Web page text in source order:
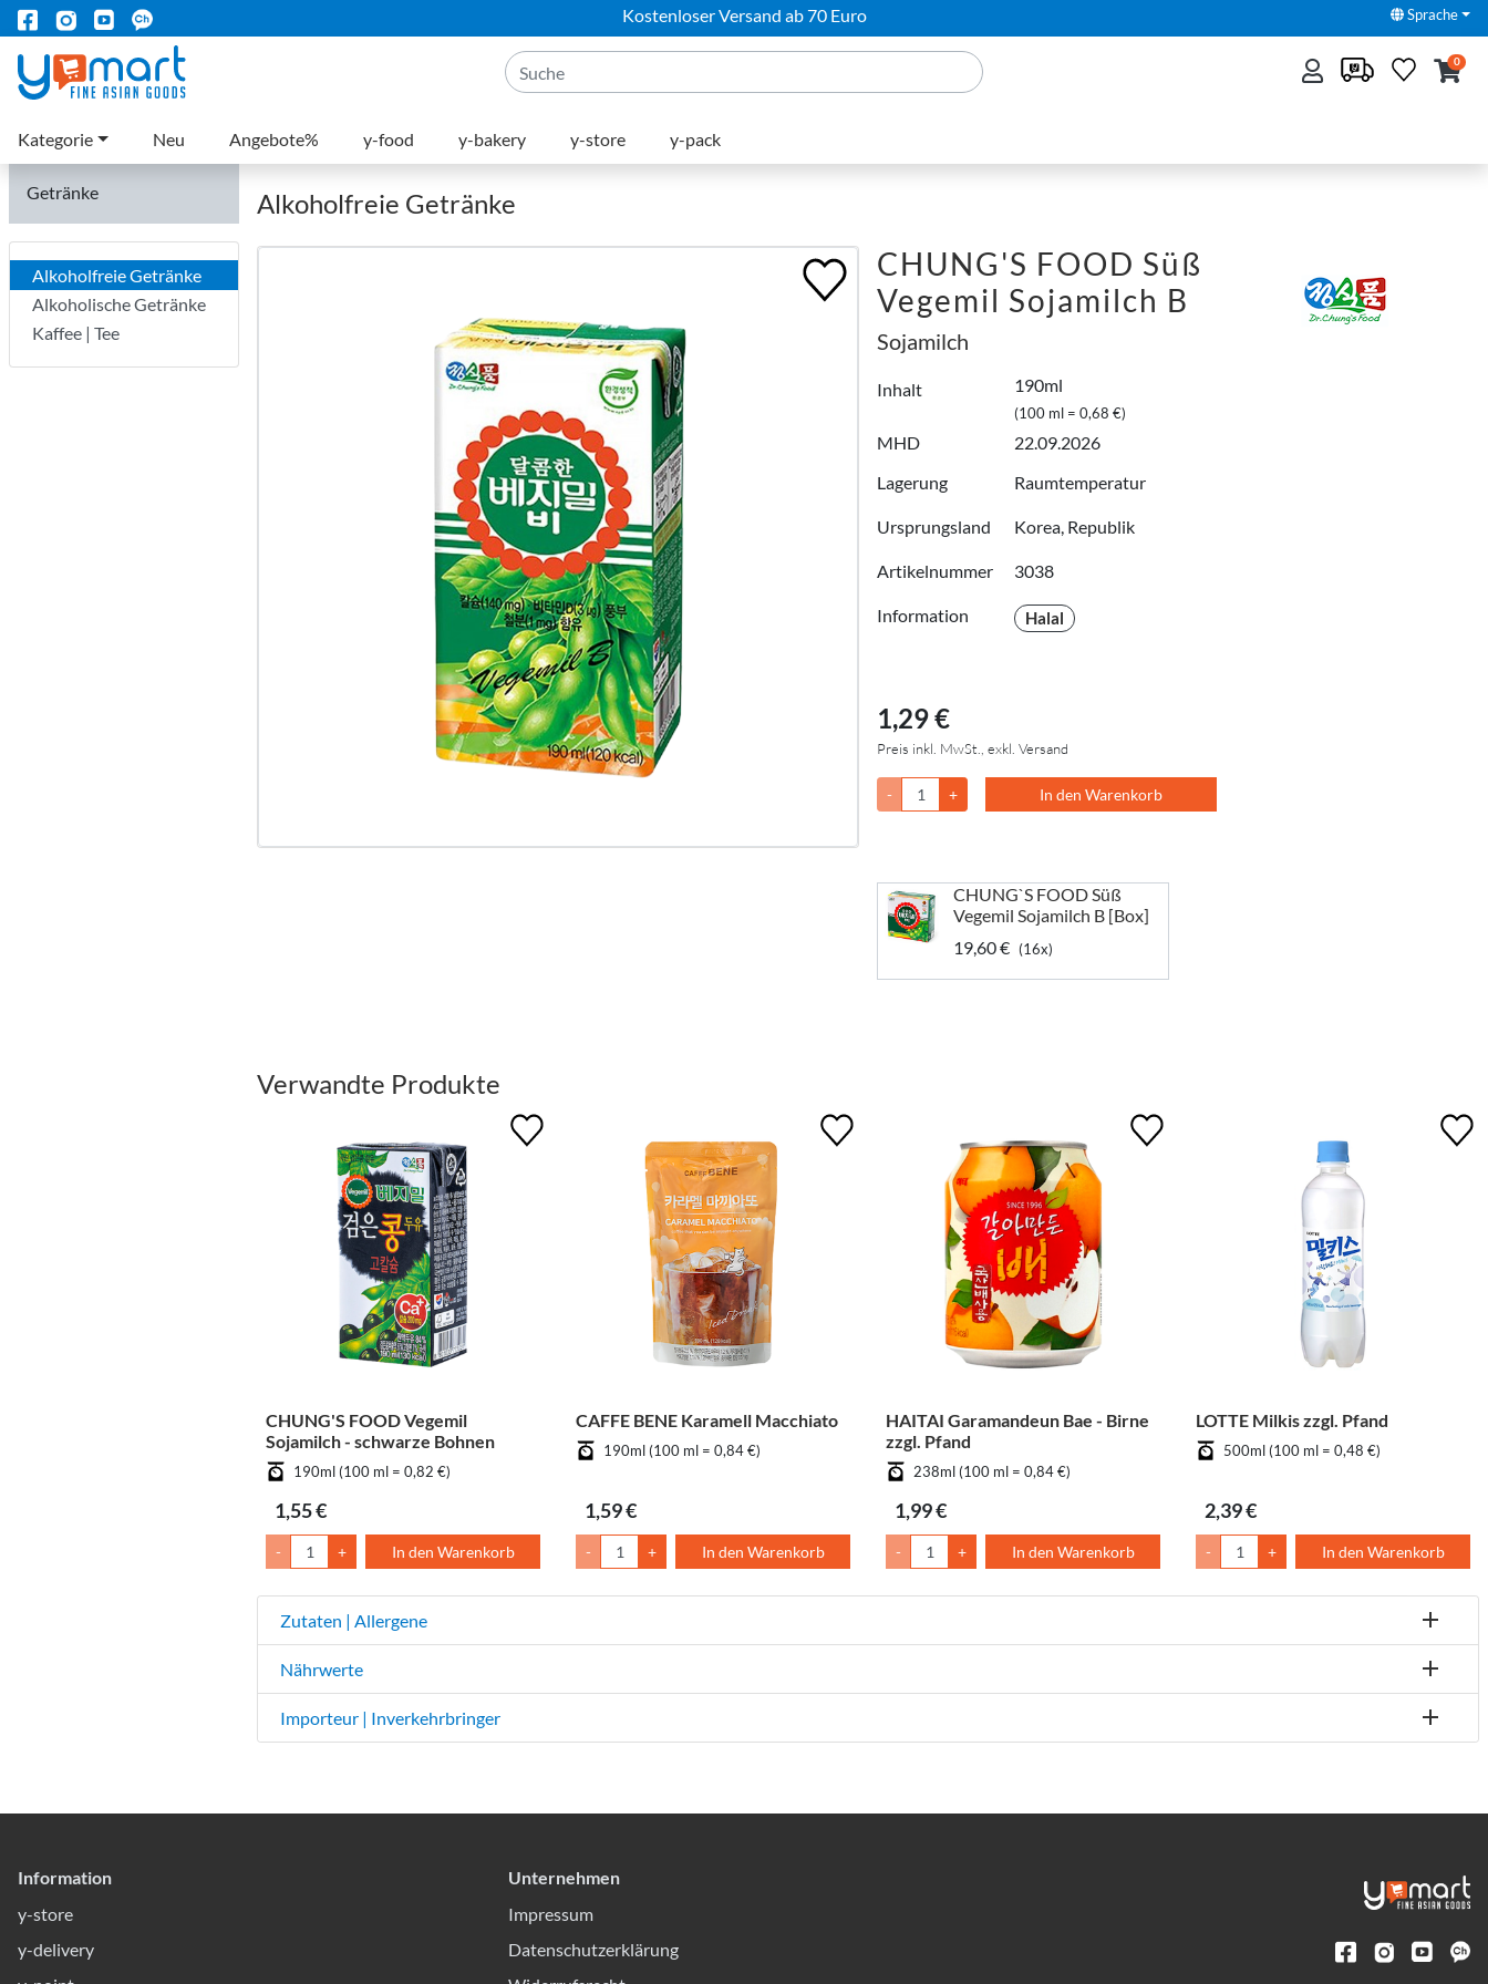
Kostenloser Versand ab 70 Euro Sprache
0
Kategorie Neu Angebote% y-food y-bakery y-store y-pack
Getränke
Alkoholfreie Getränke
Alkoholische Getränke
Kaffee | Tee
Alkoholfreie Getränke
CHUNG'S FOOD Süß
Vegemil Sojamilch B
Sojamilch
Inhalt 190ml
(100 ml = 0,68 €)
MHD
22.09.2026
Lagerung
Raumtemperatur
Ursprungsland Korea, Republik
Artikelnummer 3038
Information Halal
1,29 €
Preis inkl. MwSt., exkl. Versand
- + In den Warenkorb
CHUNG`S FOOD Süß
Vegemil Sojamilch B [Box]
19,60 € (16x)
Verwandte Produkte
CHUNG'S FOOD Vegemil
Sojamilch - schwarze Bohnen
190ml (100 ml = 0,82 €)
1,55 €
- + In den Warenkorb
CAFFE BENE Karamell Macchiato
190ml (100 ml = 0,84 €)
1,59 €
- + In den Warenkorb
HAITAI Garamandeun Bae - Birne
zzgl. Pfand
238ml (100 ml = 0,84 €)
1,99 €
- + In den Warenkorb
LOTTE Milkis zzgl. Pfand
500ml (100 ml = 0,48 €)
2,39 €
- + In den Warenkorb
Zutaten | Allergene
Nährwerte
Importeur | Inverkehrbringer
Information
y-store
y-delivery
Unternehmen
Impressum
Datenschutzerklärung